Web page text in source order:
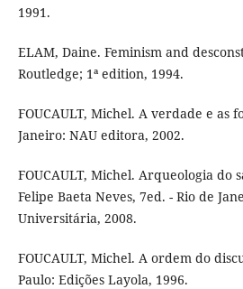
1991.
ELAM, Daine. Feminism and
Routledge; 1ª edition, 1994.
FOUCAULT, Michel. A verdade e as
Janeiro: NAU editora, 2002.
FOUCAULT, Michel. Arqueologia do
Felipe Baeta Neves, 7ed. - Rio de
Universitária, 2008.
FOUCAULT, Michel. A ordem do
Paulo: Edições Layola, 1996.